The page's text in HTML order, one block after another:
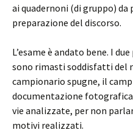
ai quadernoni (di gruppo) da
preparazione del discorso.
L’esame è andato bene. I
sono rimasti soddisfatti del
campionario spugne, il
documentazione
vie analizzate, per non
motivi realizzati.